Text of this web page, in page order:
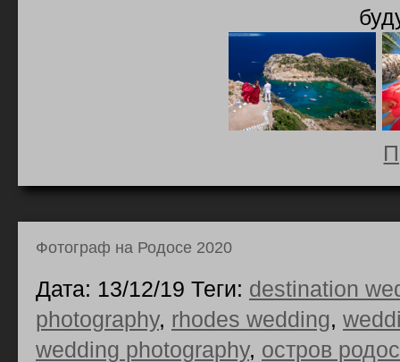
Фотограф на Родосе 2020
Дата: 13/12/19 Теги: destination
photography, rhodes wedding,
wedding photography, остров родос